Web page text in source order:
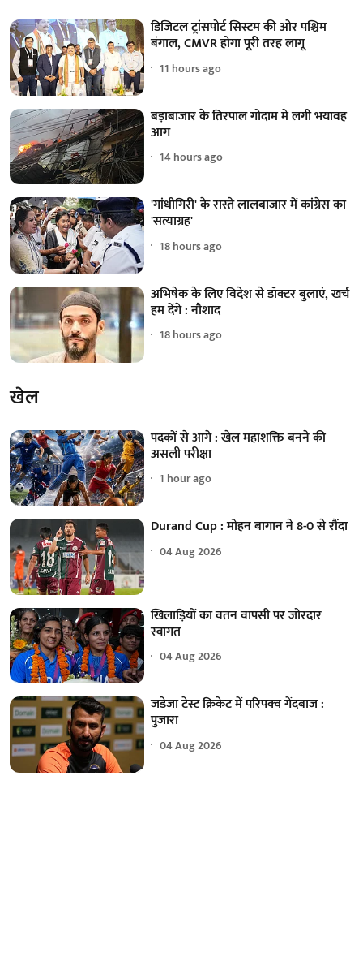
डिजिटल ट्रांसपोर्ट सिस्टम की ओर पश्चिम
बंगाल, CMVR होगा पूरी तरह लागू
11 hours ago
बड़ाबाजार के तिरपाल गोदाम में लगी भयावह
आग
14 hours ago
'गांधीगिरी' के रास्ते लालबाजार में कांग्रेस का
'सत्याग्रह'
18 hours ago
अभिषेक के लिए विदेश से डॉक्टर बुलाएं, खर्च
हम देंगे : नौशाद
18 hours ago
खेल
पदकों से आगे : खेल महाशक्ति बनने की
असली परीक्षा
1 hour ago
Durand Cup : मोहन बागान ने 8-0 से रौंदा
04 Aug 2026
खिलाड़ियों का वतन वापसी पर जोरदार
स्वागत
04 Aug 2026
जडेजा टेस्ट क्रिकेट में परिपक्व गेंदबाज :
पुजारा
04 Aug 2026